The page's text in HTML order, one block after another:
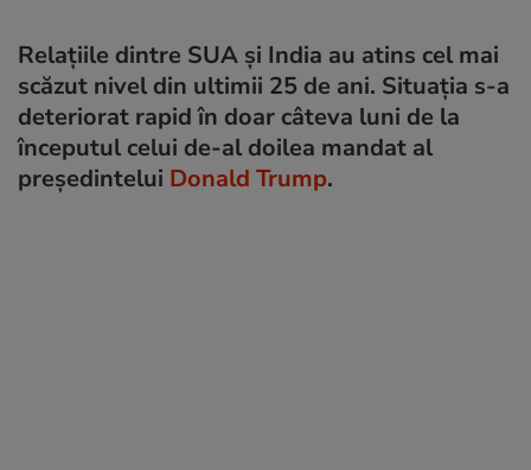
Relațiile dintre SUA și India au atins cel mai
scăzut nivel din ultimii 25 de ani. Situația s-a
deteriorat rapid în doar câteva luni de la
începutul celui de-al doilea mandat al
președintelui Donald Trump.